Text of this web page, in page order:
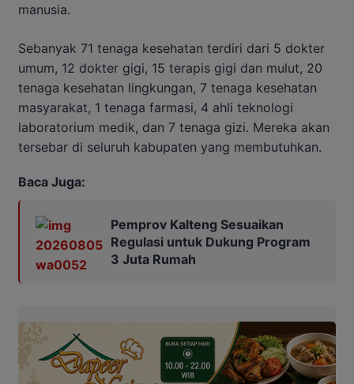
manusia.
Sebanyak 71 tenaga kesehatan terdiri dari 5 dokter
umum, 12 dokter gigi, 15 terapis gigi dan mulut, 20
tenaga kesehatan lingkungan, 7 tenaga kesehatan
masyarakat, 1 tenaga farmasi, 4 ahli teknologi
laboratorium medik, dan 7 tenaga gizi. Mereka akan
tersebar di seluruh kabupaten yang membutuhkan.
Baca Juga:
Pemprov Kalteng Sesuaikan
Regulasi untuk Dukung Program
3 Juta Rumah